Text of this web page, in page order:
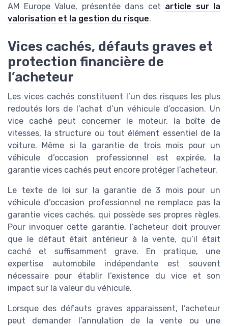
AM Europe Value, présentée dans cet article sur la
valorisation et la gestion du risque.
Vices cachés, défauts graves et
protection financière de
l’acheteur
Les vices cachés constituent l’un des risques les plus
redoutés lors de l’achat d’un véhicule d’occasion. Un
vice caché peut concerner le moteur, la boîte de
vitesses, la structure ou tout élément essentiel de la
voiture. Même si la garantie de trois mois pour un
véhicule d’occasion professionnel est expirée, la
garantie vices cachés peut encore protéger l’acheteur.
Le texte de loi sur la garantie de 3 mois pour un
véhicule d’occasion professionnel ne remplace pas la
garantie vices cachés, qui possède ses propres règles.
Pour invoquer cette garantie, l’acheteur doit prouver
que le défaut était antérieur à la vente, qu’il était
caché et suffisamment grave. En pratique, une
expertise automobile indépendante est souvent
nécessaire pour établir l’existence du vice et son
impact sur la valeur du véhicule.
Lorsque des défauts graves apparaissent, l’acheteur
peut demander l’annulation de la vente ou une